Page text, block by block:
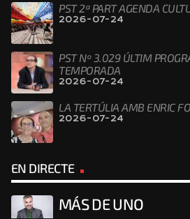
PST 2ª PART AGENDA
2026-07-24
PST Nº 3.029 ÚLTIM
TEMPORADA
2026-07-24
LA TERTÚLIA AMB ENRIC
2026-07-24
EN DIRECTE
MÁS DE UNO